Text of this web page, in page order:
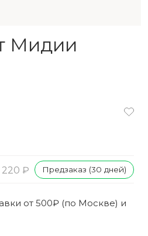
Мидии
220 ₽ Предзаказ (30 дней)
от 500₽ (по Москве) и